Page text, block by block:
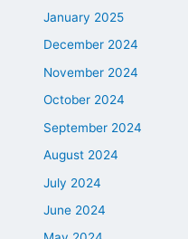
January 2025
December 2024
November 2024
October 2024
September 2024
August 2024
July 2024
June 2024